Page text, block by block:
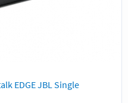
EDGE JBL Single